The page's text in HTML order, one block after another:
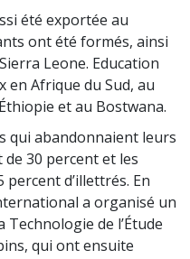
été exportée au
ont été formés, ainsi
Leone. Education
en Afrique du Sud, au
et au Bostwana.
qui abandonnaient leurs
de 30 percentet les
percentd’illettrés. En
a organisé un
de l’Étude
qui ont ensuite